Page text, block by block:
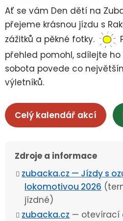
Ať se vám Den dětí na
přejeme krásnou jízdu s
zážitků a pěkné fotky.
přehled pomohl, sdílejte
sobota povede co
výletníků.
Celý kalendář akcí
Zdroje a informace
zubacka.cz — Jízdy s
lokomotivou 2026
jízdné)
zubacka.cz — otevírací